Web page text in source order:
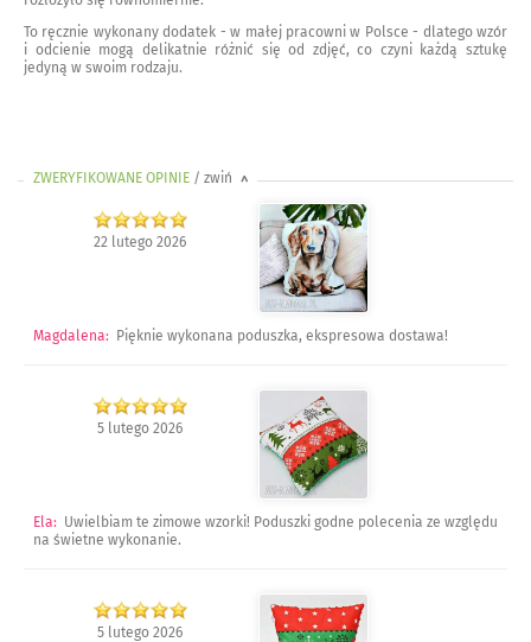
To ręcznie wykonany dodatek - w małej pracowni w Polsce - dlatego wzór
i odcienie mogą delikatnie różnić się od zdjęć, co czyni każdą sztukę
jedyną w swoim rodzaju.
ZWERYFIKOWANE OPINIE / zwiń >
22 lutego 2026
Magdalena: Pięknie wykonana poduszka, ekspresowa dostawa!
5 lutego 2026
Ela: Uwielbiam te zimowe wzorki! Poduszki godne polecenia ze względu
na świetne wykonanie.
5 lutego 2026